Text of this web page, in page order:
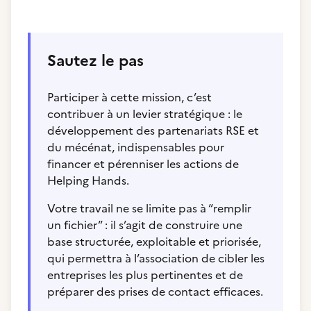
Sautez le pas
Participer à cette mission, c’est
contribuer à un levier stratégique : le
développement des partenariats RSE et
du mécénat, indispensables pour
financer et pérenniser les actions de
Helping Hands.
Votre travail ne se limite pas à “remplir
un fichier” : il s’agit de construire une
base structurée, exploitable et priorisée,
qui permettra à l’association de cibler les
entreprises les plus pertinentes et de
préparer des prises de contact efficaces.